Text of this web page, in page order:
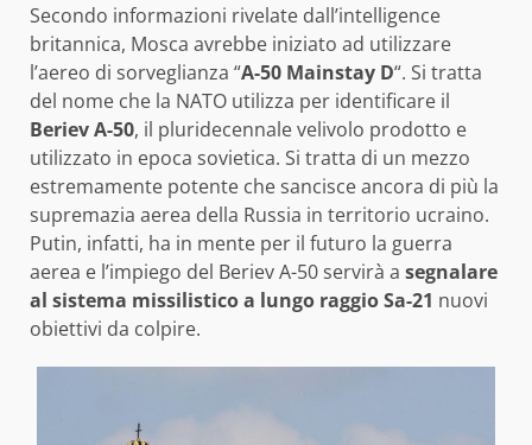
Secondo informazioni rivelate dall’intelligence
britannica, Mosca avrebbe iniziato ad utilizzare
l’aereo di sorveglianza “A-50 Mainstay D“. Si tratta
del nome che la NATO utilizza per identificare il
Beriev A-50, il pluridecennale velivolo prodotto e
utilizzato in epoca sovietica. Si tratta di un mezzo
estremamente potente che sancisce ancora di più la
supremazia aerea della Russia in territorio ucraino.
Putin, infatti, ha in mente per il futuro la guerra
aerea e l’impiego del Beriev A-50 servirà a segnalare
al sistema missilistico a lungo raggio Sa-21 nuovi
obiettivi da colpire.